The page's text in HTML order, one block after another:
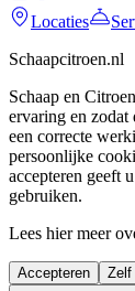
Locaties
Schaapcitroen.nl
Schaap en
ervaring en zodat
een correcte
persoonlijke
accepteren geeft
gebruiken.
Lees hier meer
Accepteren Zelf